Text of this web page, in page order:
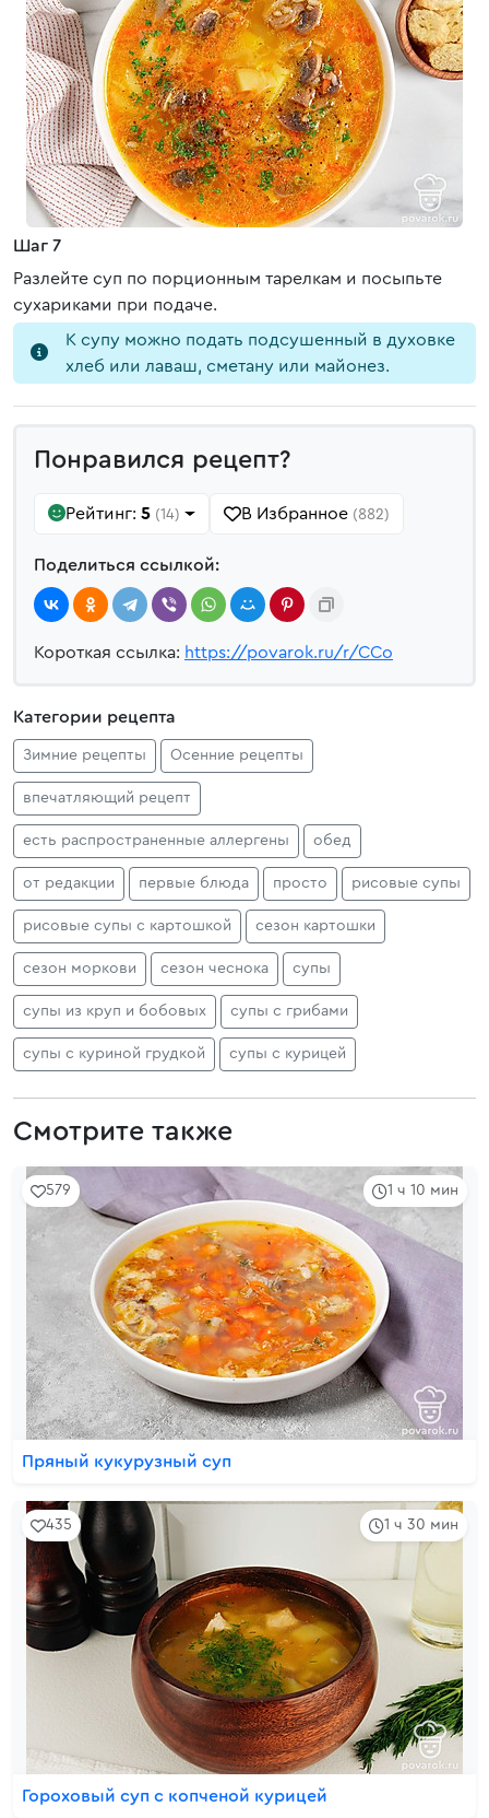
Шаг 7
Разлейте суп по порционным тарелкам и посыпьте
сухариками при подаче.
К супу можно подать подсушенный в духовке
хлеб или лаваш, сметану или майонез.
Понравился рецепт?
Рейтинг: 5 (14) В Избранное (882)
Поделиться ссылкой:
Короткая ссылка: https://povarok.ru/r/CCo
Категории рецепта
Зимние рецепты Осенние рецепты
впечатляющий рецепт
есть распространенные аллергены обед
от редакции первые блюда просто рисовые супы
рисовые супы с картошкой сезон картошки
сезон моркови сезон чеснока супы
супы из круп и бобовых супы с грибами
супы с куриной грудкой супы с курицей
Смотрите также
1 ч 10 мин
579
Пряный кукурузный суп
1 ч 30 мин
435
Гороховый суп с копченой курицей